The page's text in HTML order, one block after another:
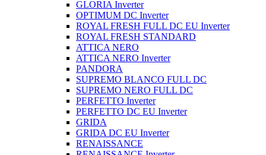
GLORIA Inverter
OPTIMUM DC Inverter
ROYAL FRESH FULL DC EU Inverter
ROYAL FRESH STANDARD
ATTICA NERO
ATTICA NERO Inverter
PANDORA
SUPREMO BLANCO FULL DC
SUPREMO NERO FULL DC
PERFETTO Inverter
PERFETTO DC EU Inverter
GRIDA
GRIDA DC EU Inverter
RENAISSANCE